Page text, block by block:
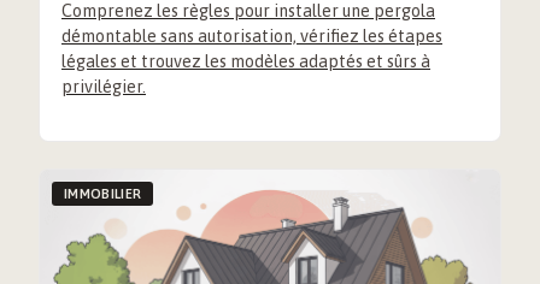
Comprenez les règles pour installer une pergola
démontable sans autorisation, vérifiez les étapes
légales et trouvez les modèles adaptés et sûrs à
privilégier.
IMMOBILIER